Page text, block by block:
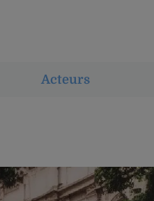
Acteurs